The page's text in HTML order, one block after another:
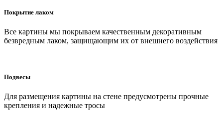
Покрытие лаком
Все картины мы покрываем качественным декоративным
безвредным лаком, защищающим их от внешнего воздействия
Подвесы
Для размещения картины на стене предусмотрены прочные
крепления и надежные тросы